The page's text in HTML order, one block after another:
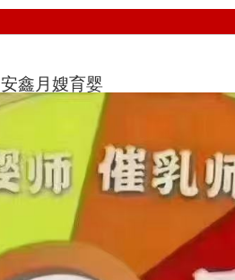
安鑫月嫂育婴